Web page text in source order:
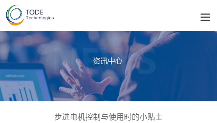
步进电机控制与使用时的小贴士